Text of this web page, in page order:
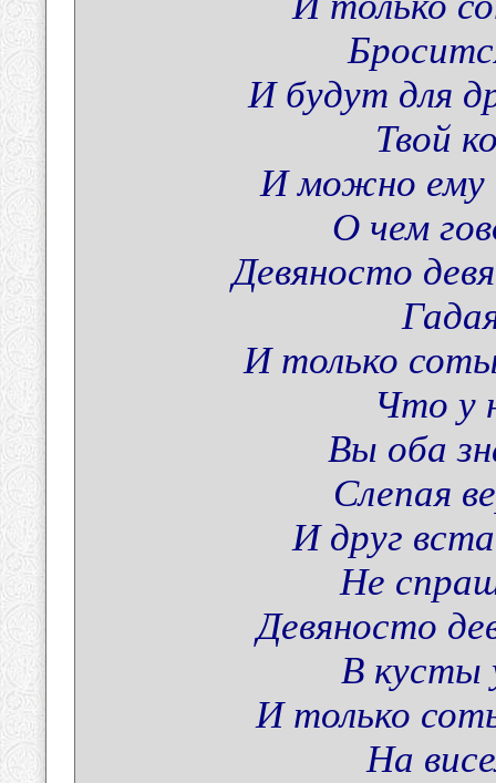
И будут для
Твой
И можно ему
О чем
Девяносто
И только
Что у
Вы оба
Слепая
И друг
Не
Девяносто
В кусты
И только
На